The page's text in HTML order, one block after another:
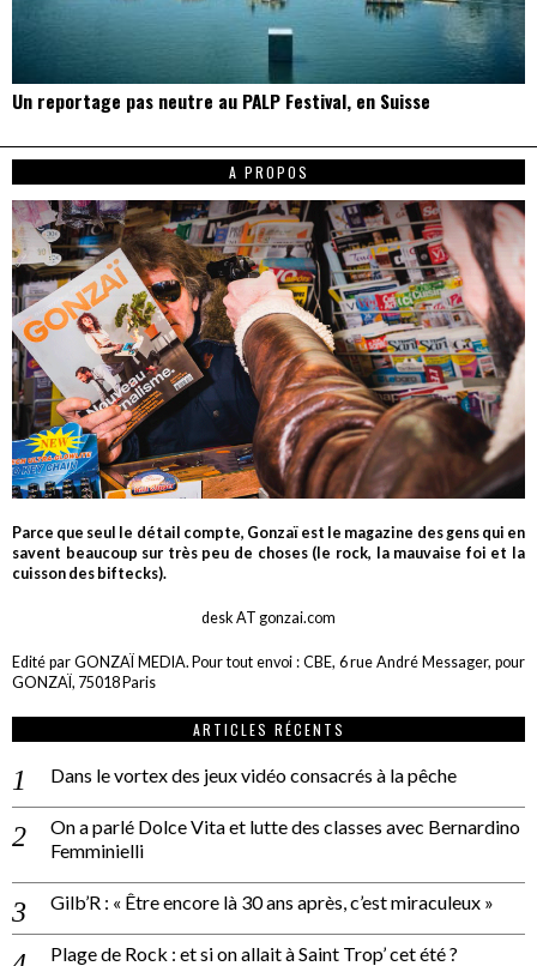
Un reportage pas neutre au PALP Festival, en Suisse
A PROPOS
Parce que seul le détail compte, Gonzaï est le magazine des gens qui en
savent beaucoup sur très peu de choses (le rock, la mauvaise foi et la
cuisson des biftecks).
desk AT gonzai.com
Edité par GONZAÏ MEDIA. Pour tout envoi : CBE, 6 rue André Messager, pour
GONZAÏ, 75018 Paris
ARTICLES RÉCENTS
Dans le vortex des jeux vidéo consacrés à la pêche
On a parlé Dolce Vita et lutte des classes avec Bernardino
Femminielli
Gilb’R : « Être encore là 30 ans après, c’est miraculeux »
Plage de Rock : et si on allait à Saint Trop’ cet été ?